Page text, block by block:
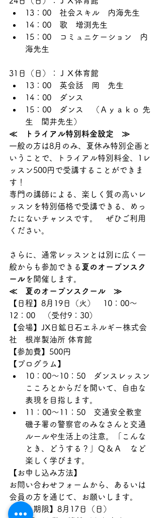
13：00　社会スキル　内海先生
14：00　歌　増渕先生
15：00　コミュニケーション　内
海先生
31日（日）：ＪＸ体育館
13：00　英会話　岡　先生
14：00　ダンス
15：00　ダンス　（Ａｙａｋｏ 先
生　関井先生）
≪　トライアル特別料金設定　≫
一般の方は8月のみ、夏休み特別企画と
いうことで、トライアル特別料金、1レ
ッスン500円で受講することができま
す！
専門の講師による、楽しく質の高いレ
ッスンを特別価格で受講できる、めっ
たにないチャンスです。　ぜひご利用
ください。
さらに
、通常レッスンとは別に広く一
般からも参加できる 夏のオープンスク
ールを開催します。
≪　夏のオープンスクール　≫
【日程】8月19日（火）　10：00～
12：00　（受付9：30）
【会場】JX日鉱日石エネルギー株式会
社　根岸製油所 体育館
【参加費】500円
【プログラム】
10：00～10：50　ダンスレッスン
こころとからだを開いて、自由な
表現を目指します。
11：00～11：50　交通安全教室
磯子署の警察官のみなさんと交通
ルールや生活上の注意。「こんな
とき、どうする？」Ｑ＆Ａ　など
楽しく学びます。
【お申し込み方法】
お問い合わせフォームから、あるいは
会員の方を通じて、お願いします。
【申込期限】8月17日（日）